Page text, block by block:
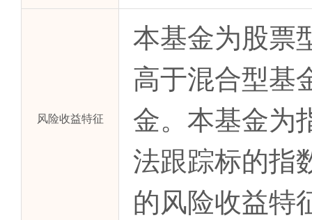
风险收益特征
本基金为股票
高于混合型基
金。本基金为
法跟踪标的指
的风险收益特